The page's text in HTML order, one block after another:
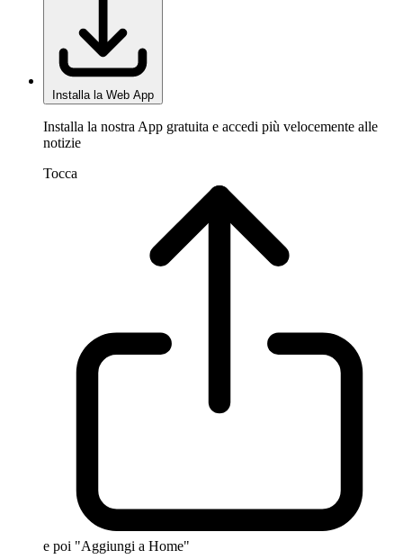
Installa la Web App
Installa la nostra App gratuita e accedi più velocemente alle
notizie
Tocca
e poi "Aggiungi a Home"